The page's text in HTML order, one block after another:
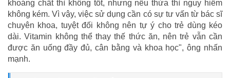
khoáng chất thì không tốt, nhưng nếu thừa thì nguy hiểm
không kém. Vì vậy, việc sử dụng cần có sự tư vấn từ bác sĩ
chuyên khoa, tuyệt đối không nên tự ý cho trẻ dùng kéo
dài. Vitamin không thể thay thế thức ăn, nên trẻ vẫn cần
được ăn uống đầy đủ, cân bằng và khoa học", ông nhấn
mạnh.